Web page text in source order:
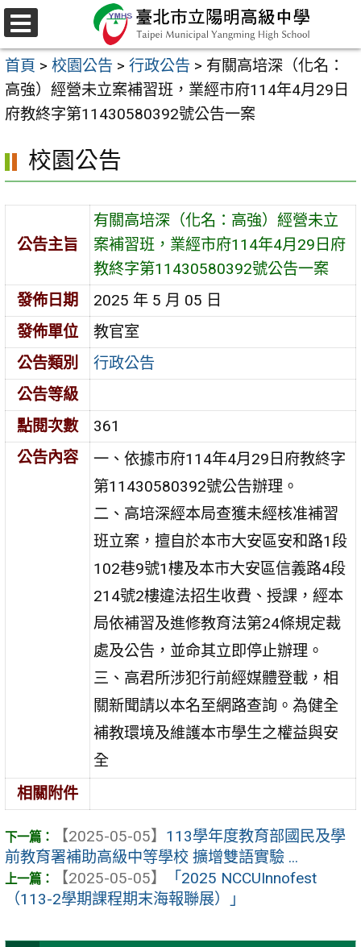
跳
至
主
要
內
區
選
單
首頁 > 校園公告 > 行政公告 > 有關高培深（化名：
高強）經營未立案補習班，業經市府114年4月29日
府教終字第11430580392號公告一案
校園公告
公告主旨
有關高培深（化名：高強）經營未立
案補習班，業經市府114年4月29日府
教終字第11430580392號公告一案
發佈日期
2025 年 5 月 05 日
發佈單位
教官室
公告類別
行政公告
公告等級
點閱次數
361
公告內容
一、依據市府114年4月29日府教終字
第11430580392號公告辦理。
二、高培深經本局查獲未經核准補習
班立案，擅自於本市大安區安和路1段
102巷9號1樓及本市大安區信義路4段
214號2樓違法招生收費、授課，經本
局依補習及進修教育法第24條規定裁
處及公告，並命其立即停止辦理。
三、高君所涉犯行前經媒體登載，相
關新聞請以本名至網路查詢。為健全
補教環境及維護本市學生之權益與安
全
相關附件
【2025-05-05】 113學年度教育部國民及學
前教育署補助高級中等學校 擴增雙語實驗 ...
【2025-05-05】
「2025 NCCUInnofest
（113-2學期課程期末海報聯展）」